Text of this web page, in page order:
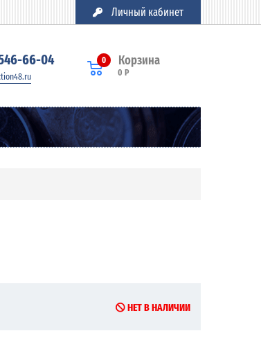
Личный кабинет
66-04 Корзина
0
0 Р
НЕТ В НАЛИЧИИ